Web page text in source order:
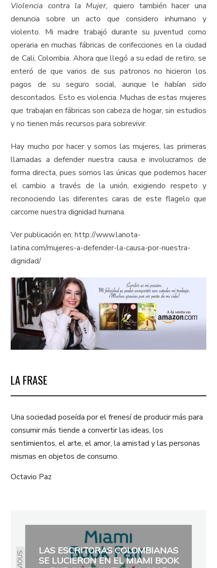
Violencia contra la Mujer, quiero también hacer una
denuncia sobre un acto que considero inhumano y
violento. Mi madre trabajó durante su juventud como
operaria en muchas fábricas de confecciones en la ciudad
de Cali, Colombia. Ahora que llegó a su edad de retiro, se
enteró de que varios de sus patronos no hicieron los
pagos de su seguro social, aunque le habían sido
descontados. Esto es violencia. Muchas de estas mujeres
que trabajan en fábricas son cabeza de hogar, sin estudios
y no tienen más recursos para sobrevivir.
Hay mucho por hacer y somos las mujeres, las primeras
llamadas a defender nuestra causa e involucrarnos de
forma directa, pues somos las únicas que podemos hacer
el cambio a través de la unión, exigiendo respeto y
reconociendo las diferentes caras de este flagelo que
carcome nuestra dignidad humana.
Ver publicación en: http://www.lanota-
latina.com/mujeres-a-defender-la-causa-por-nuestra-
dignidad/
LA FRASE
Una sociedad poseída por el frenesí de producir más para
consumir más tiende a convertir las ideas, los
sentimientos, el arte, el amor, la amistad y las personas
mismas en objetos de consumo.
Octavio Paz
LAS ESCRITORAS COLOMBIANAS
SE LUCIERON EN EL MIAMI BOOK